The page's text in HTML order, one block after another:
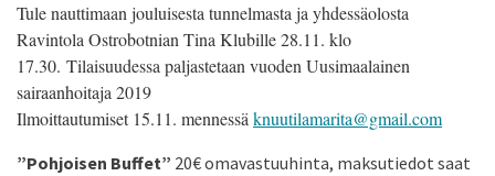
Tule nauttimaan jouluisesta tunnelmasta ja yhdessäolosta
Ravintola Ostrobotnian Tina Klubille 28.11. klo
17.30. Tilaisuudessa paljastetaan vuoden Uusimaalainen
sairaanhoitaja 2019
Ilmoittautumiset 15.11. mennessäknuutilamarita@gmail.com
”Pohjoisen Buffet” 20€ omavastuuhinta, maksutiedot saat